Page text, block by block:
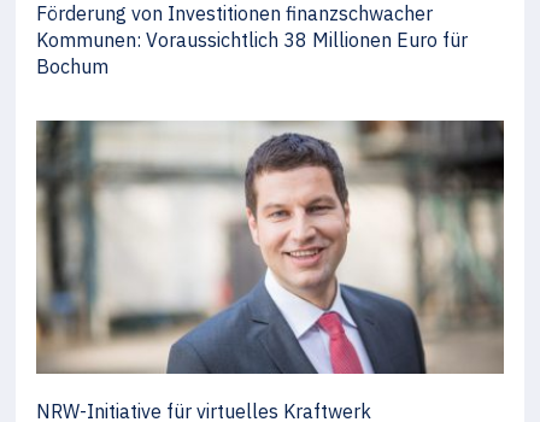
Förderung von Investitionen finanzschwacher
Kommunen: Voraussichtlich 38 Millionen Euro für
Bochum
NRW-Initiative für virtuelles Kraftwerk